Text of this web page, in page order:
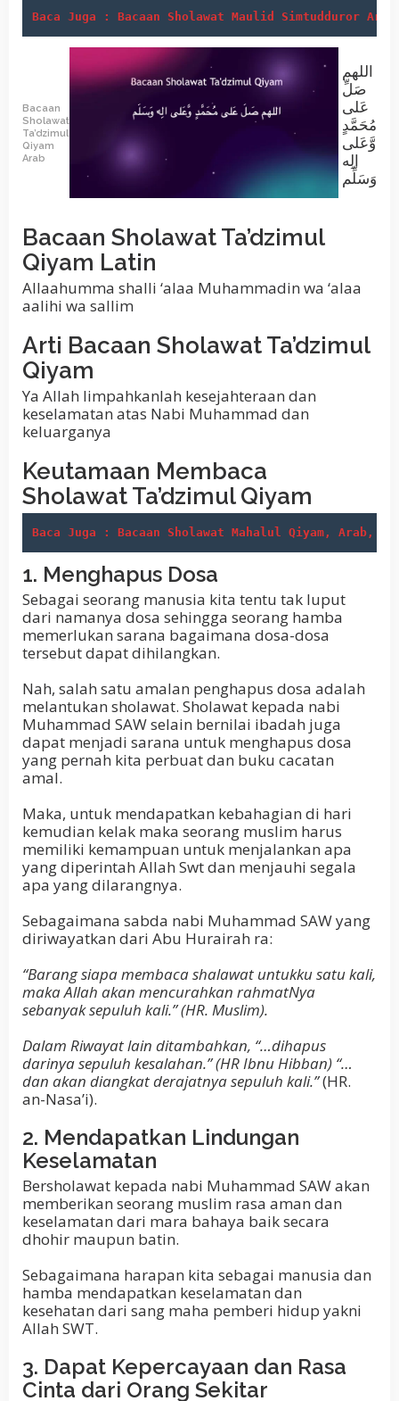
Baca Juga : Bacaan Sholawat Maulid Simtudduror Arab
Bacaan
Sholawat
Ta’dzimul
Qiyam
Arab
اللهم
صَلِّ
عَلى
مُحَمَّدٍ
وَّعَلى
الِه
وَسَلِّم
Bacaan Sholawat Ta’dzimul
Qiyam Latin
Allaahumma shalli ‘alaa Muhammadin wa ‘alaa
aalihi wa sallim
Arti Bacaan Sholawat Ta’dzimul
Qiyam
Ya Allah limpahkanlah kesejahteraan dan
keselamatan atas Nabi Muhammad dan
keluarganya
Keutamaan Membaca
Sholawat Ta’dzimul Qiyam
Baca Juga : Bacaan Sholawat Mahalul Qiyam, Arab,
1. Menghapus Dosa
Sebagai seorang manusia kita tentu tak luput
dari namanya dosa sehingga seorang hamba
memerlukan sarana bagaimana dosa-dosa
tersebut dapat dihilangkan.
Nah, salah satu amalan penghapus dosa adalah
melantukan sholawat. Sholawat kepada nabi
Muhammad SAW selain bernilai ibadah juga
dapat menjadi sarana untuk menghapus dosa
yang pernah kita perbuat dan buku cacatan
amal.
Maka, untuk mendapatkan kebahagian di hari
kemudian kelak maka seorang muslim harus
memiliki kemampuan untuk menjalankan apa
yang diperintah Allah Swt dan menjauhi segala
apa yang dilarangnya.
Sebagaimana sabda nabi Muhammad SAW yang
diriwayatkan dari Abu Hurairah ra:
“Barang siapa membaca shalawat untukku satu kali,
maka Allah akan mencurahkan rahmatNya
sebanyak sepuluh kali.” (HR. Muslim).
Dalam Riwayat lain ditambahkan, “…dihapus
darinya sepuluh kesalahan.” (HR Ibnu Hibban) “…
dan akan diangkat derajatnya sepuluh kali.”(HR.
an-Nasa’i).
2. Mendapatkan Lindungan
Keselamatan
Bersholawat kepada nabi Muhammad SAW akan
memberikan seorang muslim rasa aman dan
keselamatan dari mara bahaya baik secara
dhohir maupun batin.
Sebagaimana harapan kita sebagai manusia dan
hamba mendapatkan keselamatan dan
kesehatan dari sang maha pemberi hidup yakni
Allah SWT.
3. Dapat Kepercayaan dan Rasa
Cinta dari Orang Sekitar